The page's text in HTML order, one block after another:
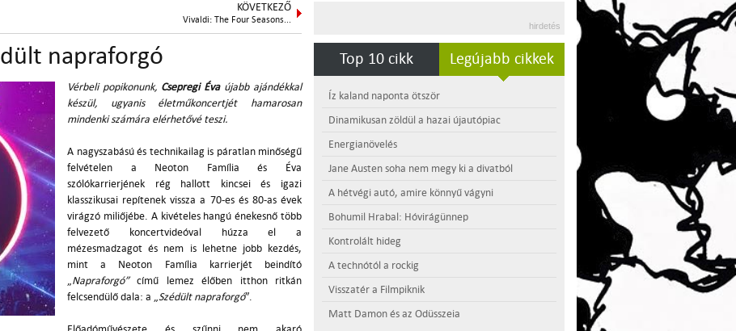
KÖVETKEZŐ
Vivaldi: The Four Seasons...
napraforgó
Vérbeli popikonunk, Csepregi Évaújabb ajándékkal
készül, ugyanis életműkoncertjét hamarosan
mindenki számára elérhetővé teszi.
A nagyszabású és technikailag is páratlan minőségű
felvételen a Neoton Família és Éva
szólókarrierjének rég hallott kincsei és igazi
klasszikusai repítenek vissza a 70-es és 80-as évek
virágzó miliőjébe. A kivételes hangú énekesnő több
felvezető koncertvideóval húzza el a
mézesmadzagot és nem is lehetne jobb kezdés,
mint a Neoton Família karrierjét beindító
„Napraforgó”című lemez élőben itthon ritkán
felcsendülő dala: a „Szédült napraforgó”.
hirdetés
Top 10 cikk Legújabb cikkek
Íz kaland naponta ötször
Dinamikusan zöldül a hazai újautópiac
Energianövelés
Jane Austen soha nem megy ki a divatból
A hétvégi autó, amire könnyű vágyni
Bohumil Hrabal: Hóvirágünnep
Kontrolált hideg
A technótól a rockig
Visszatér a Filmpiknik
Matt Damon és az Odüsszeia